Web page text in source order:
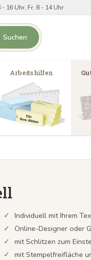
16 Uhr, Fr. 8 - 14 Uhr
Suchen
Arbeitshilfen
Individuell mit Ihrem
Online-Designer oder
mit Schlitzen zum
mit Stempelfreifläche